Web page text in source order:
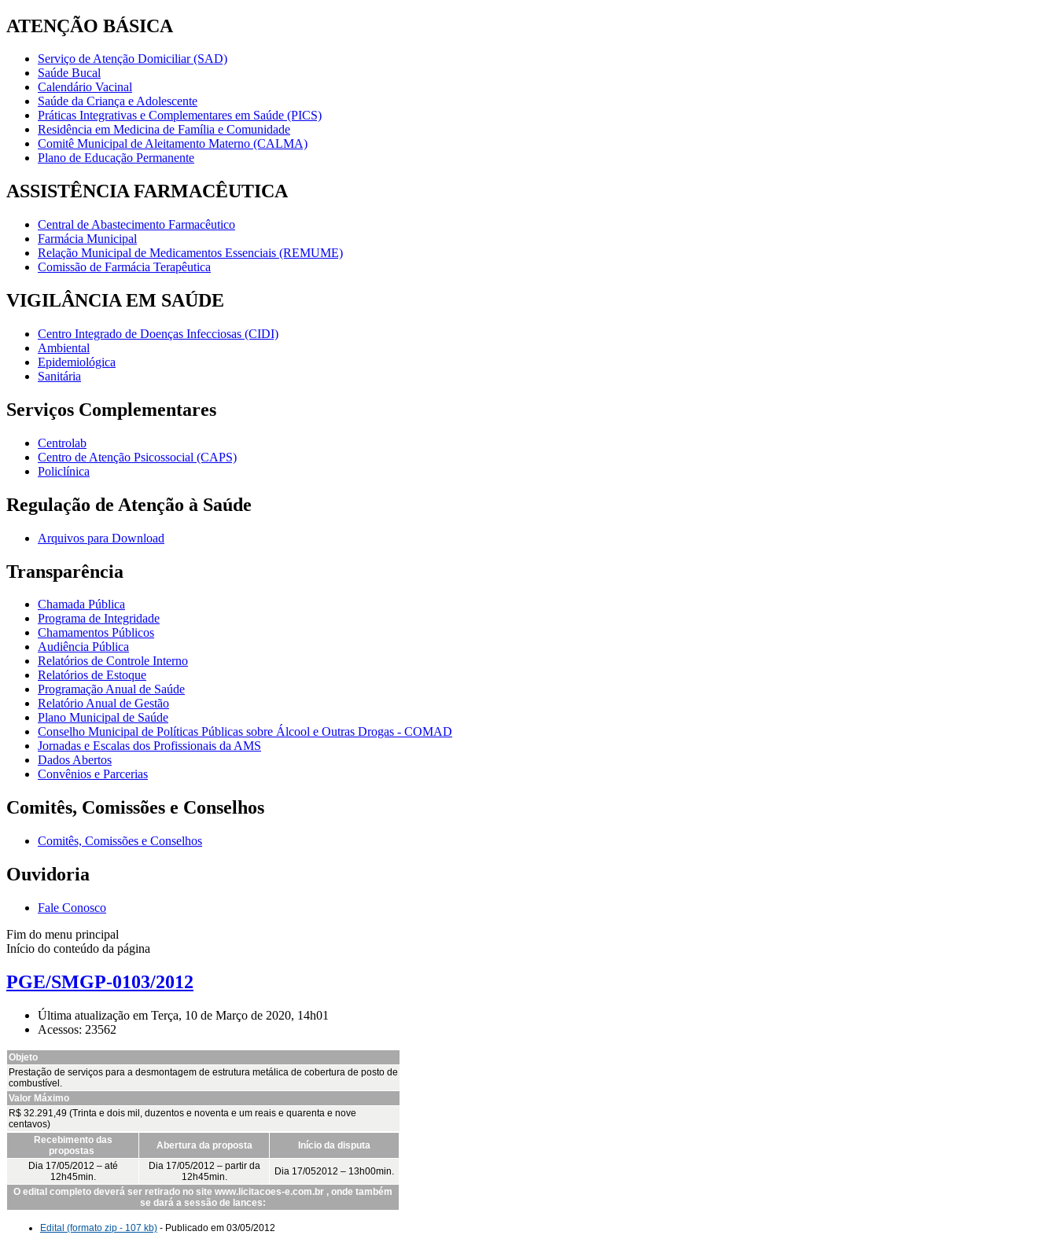
ATENÇÃO BÁSICA
Serviço de Atenção Domiciliar (SAD)
Saúde Bucal
Calendário Vacinal
Saúde da Criança e Adolescente
Práticas Integrativas e Complementares em Saúde (PICS)
Residência em Medicina de Família e Comunidade
Comitê Municipal de Aleitamento Materno (CALMA)
Plano de Educação Permanente
ASSISTÊNCIA FARMACÊUTICA
Central de Abastecimento Farmacêutico
Farmácia Municipal
Relação Municipal de Medicamentos Essenciais (REMUME)
Comissão de Farmácia Terapêutica
VIGILÂNCIA EM SAÚDE
Centro Integrado de Doenças Infecciosas (CIDI)
Ambiental
Epidemiológica
Sanitária
Serviços Complementares
Centrolab
Centro de Atenção Psicossocial (CAPS)
Policlínica
Regulação de Atenção à Saúde
Arquivos para Download
Transparência
Chamada Pública
Programa de Integridade
Chamamentos Públicos
Audiência Pública
Relatórios de Controle Interno
Relatórios de Estoque
Programação Anual de Saúde
Relatório Anual de Gestão
Plano Municipal de Saúde
Conselho Municipal de Políticas Públicas sobre Álcool e Outras Drogas - COMAD
Jornadas e Escalas dos Profissionais da AMS
Dados Abertos
Convênios e Parcerias
Comitês, Comissões e Conselhos
Comitês, Comissões e Conselhos
Ouvidoria
Fale Conosco
Fim do menu principal
Início do conteúdo da página
PGE/SMGP-0103/2012
Última atualização em Terça, 10 de Março de 2020, 14h01
Acessos: 23562
Objeto
Prestação de serviços para a desmontagem de estrutura metálica de cobertura de posto de
combustível.
Valor Máximo
R$ 32.291,49 (Trinta e dois mil, duzentos e noventa e um reais e quarenta e nove
centavos)
Recebimento das
propostas
Abertura da proposta
Início da disputa
Dia 17/05/2012 – até
12h45min.
Dia 17/05/2012 – partir da
12h45min.
Dia 17/052012 – 13h00min.
O edital completo deverá ser retirado no site www.licitacoes-e.com.br , onde também
se dará a sessão de lances:
Edital (formato zip - 107 kb) - Publicado em 03/05/2012